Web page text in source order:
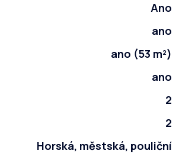
Ano
ano
ano (53 m²)
ano
2
2
Horská, městská, pouliční